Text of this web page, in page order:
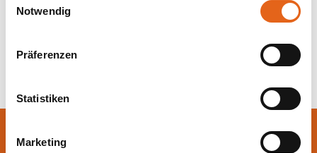
Bitte beachten Sie, dass einige der Partner auch Daten in
Drittländer übermitteln können, in denen möglicherweise
ein anderes Datenschutzniveau besteht als in der EU.
Übereinstimmung mit den geltenden
Notwendig
Präferenzen
Statistiken
Marketing
Lassen Sie sich jetzt